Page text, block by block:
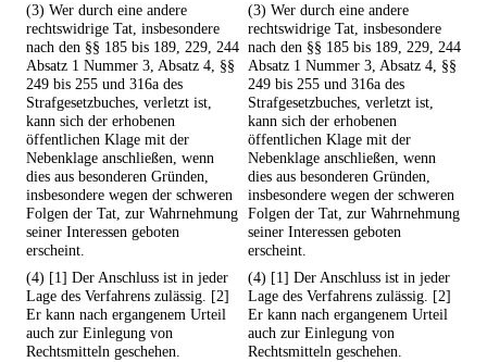
(3) Wer durch eine andere
rechtswidrige Tat, insbesondere
nach den §§ 185 bis 189, 229, 244
Absatz 1 Nummer 3, Absatz 4, §§
249 bis 255 und 316a des
Strafgesetzbuches, verletzt ist,
kann sich der erhobenen
öffentlichen Klage mit der
Nebenklage anschließen, wenn
dies aus besonderen Gründen,
insbesondere wegen der schweren
Folgen der Tat, zur Wahrnehmung
seiner Interessen geboten
erscheint.
(3) Wer durch eine andere
rechtswidrige Tat, insbesondere
nach den §§ 185 bis 189, 229, 244
Absatz 1 Nummer 3, Absatz 4, §§
249 bis 255 und 316a des
Strafgesetzbuches, verletzt ist,
kann sich der erhobenen
öffentlichen Klage mit der
Nebenklage anschließen, wenn
dies aus besonderen Gründen,
insbesondere wegen der schweren
Folgen der Tat, zur Wahrnehmung
seiner Interessen geboten
erscheint.
(4) [1] Der Anschluss ist in jeder
Lage des Verfahrens zulässig. [2]
Er kann nach ergangenem Urteil
auch zur Einlegung von
Rechtsmitteln geschehen.
(4) [1] Der Anschluss ist in jeder
Lage des Verfahrens zulässig. [2]
Er kann nach ergangenem Urteil
auch zur Einlegung von
Rechtsmitteln geschehen.